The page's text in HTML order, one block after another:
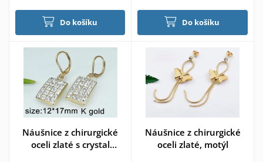
Do košíku Do košíku
Náušnice z chirurgické
oceli zlaté s crystal
Náušnice z chirurgické
oceli zlaté, motýl